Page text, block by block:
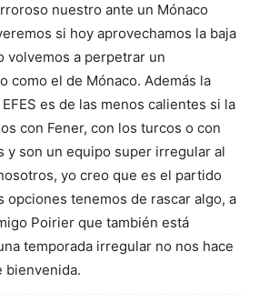
nuestro ante un Mónaco
si hoy aprovechamos la baja
volvemos a perpetrar un
como el de Mónaco. Además la
es de las menos calientes si la
con Fener, con los turcos o con
y son un equipo super irregular al
yo creo que es el partido
opciones tenemos de rascar algo, a
Poirier que también está
temporada irregular no nos hace
bienvenida.